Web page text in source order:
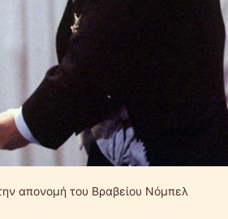
απονομή του Βραβείου Νόμπελ